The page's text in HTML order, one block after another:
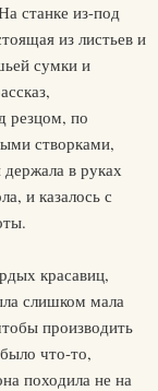
станке из-под
из листьев и
сумки и
резцом, по
створками,
в руках
и казалось с
красавиц,
слишком мала
производить
что-то,
походила не на